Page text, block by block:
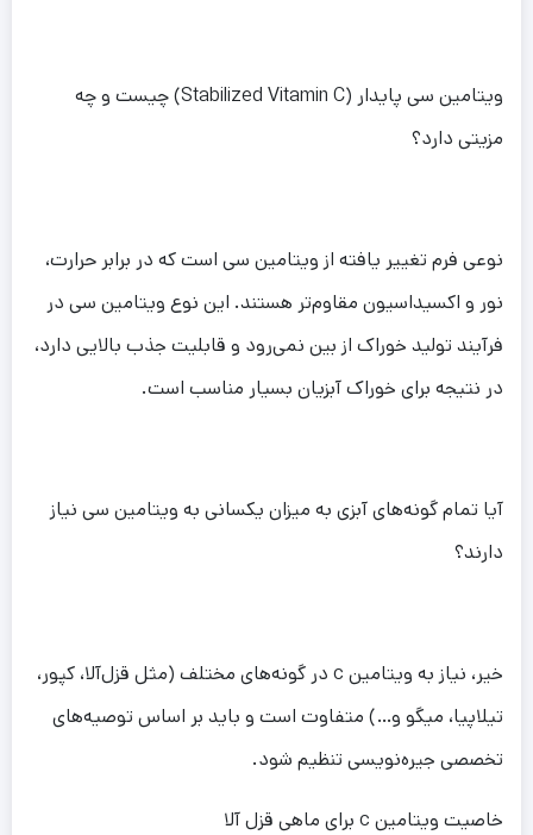
ویتامین سی پایدار (Stabilized Vitamin C) چیست و چه
مزیتی دارد؟
نوعی فرم تغییر یافته از ویتامین سی است که در برابر حرارت،
نور و اکسیداسیون مقاوم‌تر هستند. این نوع ویتامین سی در
فرآیند تولید خوراک از بین نمی‌رود و قابلیت جذب بالایی دارد،
در نتیجه برای خوراک آبزیان بسیار مناسب است.
آیا تمام گونه‌های آبزی به میزان یکسانی به ویتامین سی نیاز
دارند؟
خیر، نیاز به ویتامین c در گونه‌های مختلف (مثل قزل‌آلا، کپور،
تیلاپیا، میگو و…) متفاوت است و باید بر اساس توصیه‌های
تخصصی جیره‌نویسی تنظیم شود.
خاصیت ویتامین c برای ماهی قزل آلا